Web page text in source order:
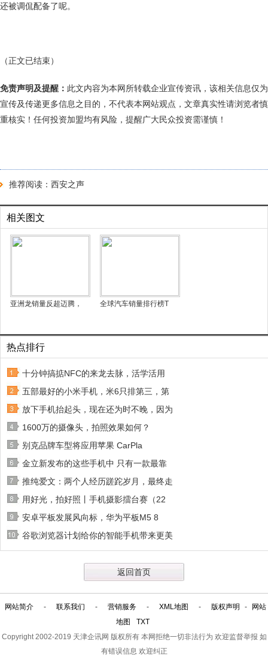
还被调侃配备了呢。
（正文已结束）
免责声明及提醒： 此文内容为本网所转载企业宣传资讯，该相关信息仅为
宣传及传递更多信息之目的，不代表本网站观点，文章真实性请浏览者慎
重核实！任何投资加盟均有风险，提醒广大民众投资需谨慎！
推荐阅读： 西安之声
相关图文
亚洲龙销量反超迈腾， 全球汽车销量排行榜T
热点排行
十分钟搞掂NFC的来龙去脉，活学活用
五部最好的小米手机，米6只排第三，第
放下手机抬起头，现在还为时不晚，因为
1600万的摄像头，拍照效果如何？
别克品牌车型将应用苹果 CarPla
金立新发布的这些手机中 只有一款最靠
推纯爱文：两个人经历蹉跎岁月，最终走
用好光，拍好照丨手机摄影擂台赛（22
安卓平板发展风向标，华为平板M5 8
谷歌浏览器计划给你的智能手机带来更美
返回首页
网站简介 - 联系我们 - 营销服务 - XML地图 - 版权声明 -
网站
地图
TXT
Copyright 2002-2019 天津企讯网 版权所有 本网拒绝一切非法行为 欢迎监督举报 如
有错误信息 欢迎纠正